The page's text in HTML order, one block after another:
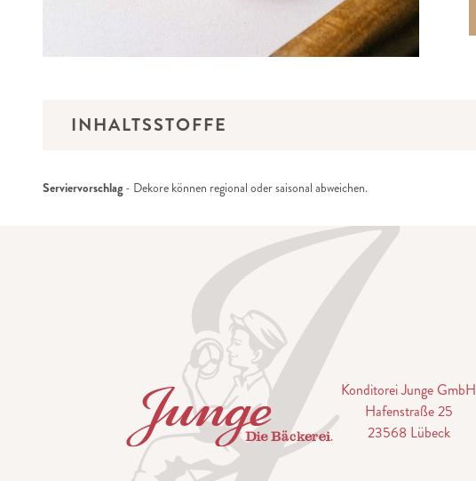
INHALTSSTOFFE
Serviervorschlag - Dekore können regional oder saisonal abweichen.
Konditorei Junge GmbH
Hafenstraße 25
23568 Lübeck